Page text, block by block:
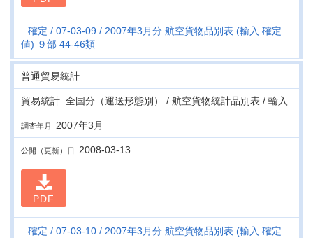
確定 07-03-09
2007年3月分 航空貨物品別表 (輸入 確定
値) ９部 44-46類
普通貿易統計
貿易統計_全国分（運送形態別） / 航空貨物統計品別表 / 輸入
調査年月 2007年3月
公開（更新）日 2008-03-13
PDF
確定 07-03-10
2007年3月分 航空貨物品別表 (輸入 確定